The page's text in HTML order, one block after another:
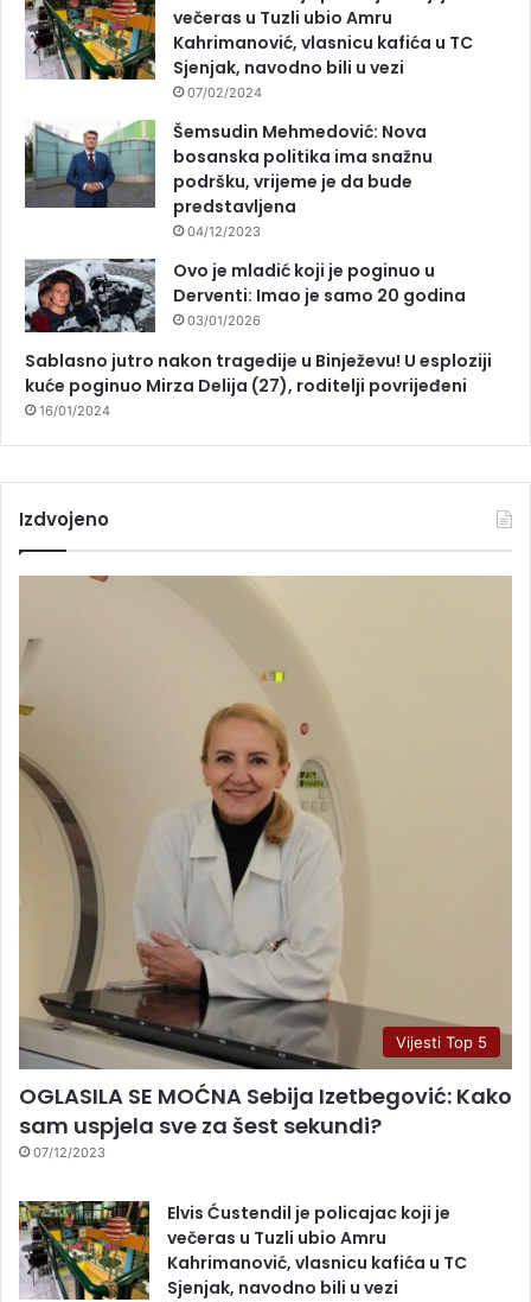
večeras u Tuzli ubio Amru
Kahrimanović, vlasnicu kafića u TC
Sjenjak, navodno bili u vezi
07/02/2024
Šemsudin Mehmedović: Nova
bosanska politika ima snažnu
podršku, vrijeme je da bude
predstavljena
04/12/2023
Ovo je mladić koji je poginuo u
Derventi: Imao je samo 20 godina
03/01/2026
Sablasno jutro nakon tragedije u Binježevu! U esploziji
kuće poginuo Mirza Delija (27), roditelji povrijeđeni
16/01/2024
Izdvojeno
Vijesti Top 5
OGLASILA SE MOĆNA Sebija Izetbegović: Kako
sam uspjela sve za šest sekundi?
07/12/2023
Elvis Ćustendil je policajac koji je
večeras u Tuzli ubio Amru
Kahrimanović, vlasnicu kafića u TC
Sjenjak, navodno bili u vezi